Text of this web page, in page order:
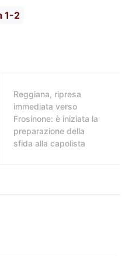
1-2
Reggiana, ripresa
immediata verso
Frosinone: è iniziata la
preparazione della
sfida alla capolista